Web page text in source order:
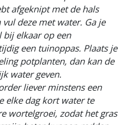
afgeknipt met de hals
deze met water. Ga je
bij elkaar op een
een tuinoppas. Plaats je
potplanten, dan kan de
water geven.
liever minstens een
elke dag kort water te
wortelgroei, zodat het gras